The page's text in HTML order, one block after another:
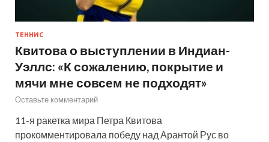
ТЕННИС
Квитова о выступлении в Индиан-
Уэллс: «К сожалению, покрытие и
мячи мне совсем не подходят»
Оставьте комментарий
11-я ракетка мира Петра Квитова
прокомментировала победу над Арантой Рус во